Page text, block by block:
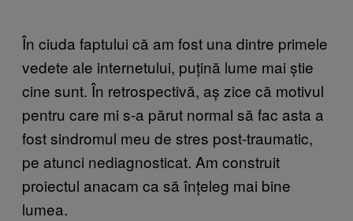
În ciuda faptului că am fost una dintre primele
vedete ale internetului, puțină lume mai știe
cine sunt. În retrospectivă, aș zice că motivul
pentru care mi s-a părut normal să fac asta a
fost sindromul meu de stres post-traumatic,
pe atunci nediagnosticat. Am construit
proiectul anacam ca să înțeleg mai bine
lumea.